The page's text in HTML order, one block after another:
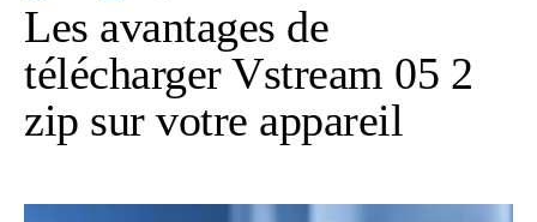
Les avantages de
télécharger Vstream 05 2
zip sur votre appareil